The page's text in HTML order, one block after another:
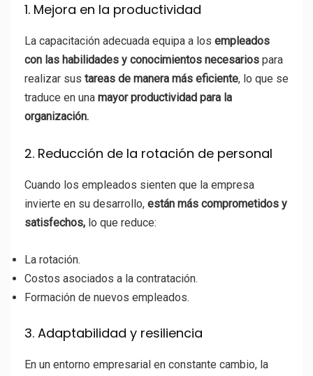
1. Mejora en la productividad
La capacitación adecuada equipa a los empleados
con las habilidades y conocimientos necesarios para
realizar sus tareas de manera más eficiente, lo que se
traduce en una mayor productividad para la
organización.
2. Reducción de la rotación de personal
Cuando los empleados sienten que la empresa
invierte en su desarrollo, están más comprometidos y
satisfechos, lo que reduce:
La rotación.
Costos asociados a la contratación.
Formación de nuevos empleados.
3. Adaptabilidad y resiliencia
En un entorno empresarial en constante cambio, la